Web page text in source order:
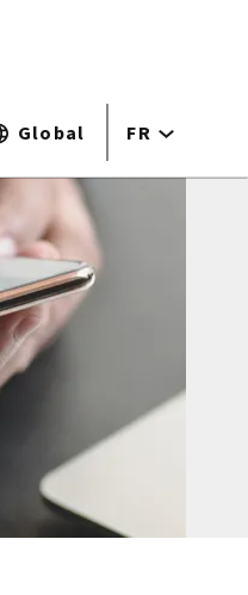
Global FR